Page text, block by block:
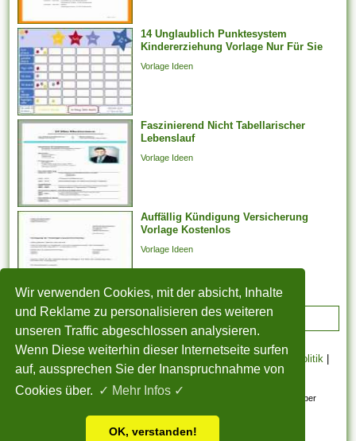
Wir verwenden Cookies, mit der absicht, Inhalte
und Reklame zu personalisieren des weiteren
unseren Traffic abgeschlossen analysieren.
Wenn Diese weiterhin dieser Internetseite surfen
auf, aussprechen Sie der Inanspruchnahme von
Cookies über. ✓ Mehr Infos ✓
OK, verstanden!
verhandlungen, deren
Jahresabschluss noch
aussteht, bei weitem nicht
weiter arbeiten
möglicherweise. Er kann...
14 Unglaublich Punktesystem
Kindererziehung Vorlage Nur Für Sie
Vorlage Ideen
Faszinierend Nicht Tabellarischer
Lebenslauf
Vorlage Ideen
Auffällig Kündigung Versicherung
Vorlage Kostenlos
Vorlage Ideen
ADVERTISEMENT
Cookie Politik|
Copyright| Nutzungsbedingungen| Sitemap| Kontakt
Alle eingereichten Inhalte bleiben dem ursprünglichen Copyright-Inhaber
urheberrechtlich geschützt. Bitte beachten Sie: Bilder sind für den
persönlichen, nicht-kommerziellen Gebrauch.